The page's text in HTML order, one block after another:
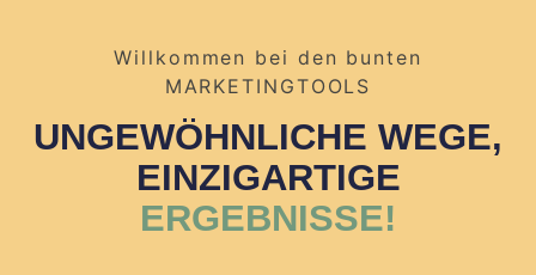
Willkommen bei den bunten
MARKETINGTOOLS
UNGEWÖHNLICHE WEGE,
EINZIGARTIGE
ERGEBNISSE!